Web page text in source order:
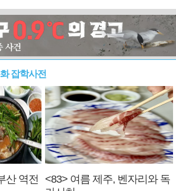
잡학사전
산 역전
<83> 여름 제주, 벤자리와 독